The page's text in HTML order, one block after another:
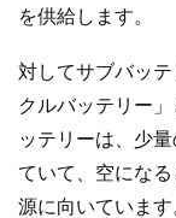
を供給します。
対してサブバッ
クルバッテリー
ッテリーは、少
ていて、空にな
源に向いています